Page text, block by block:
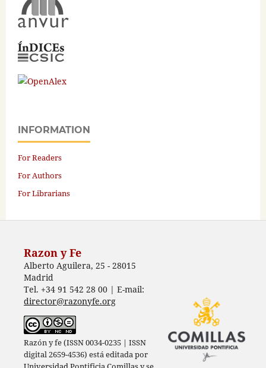
INFORMATION
For Readers
For Authors
For Librarians
Razon y Fe
Alberto Aguilera, 25 - 28015
Madrid
Tel. +34 91 542 28 00 | E-mail:
director@razonyfe.org
Razón y fe (ISSN 0034-0235 | ISSN
digital 2659-4536) está editada por